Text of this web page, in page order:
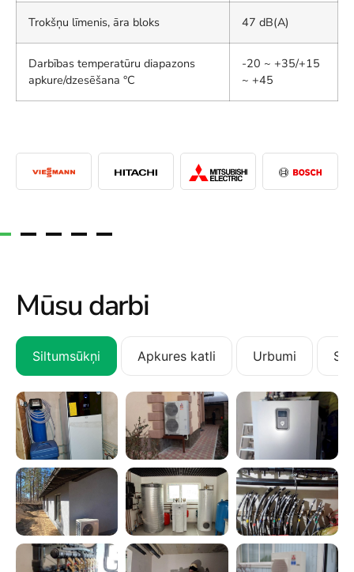
Trokšņu līmenis, āra bloks 47 dB(A)
Darbības temperatūru diapazons
apkure/dzesēšana °C
-20 ~ +35/+15
~ +45
Mūsu darbi
Siltumsūkņi Apkures katli Urbumi